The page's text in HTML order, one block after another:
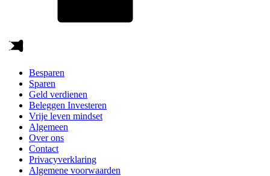
Besparen
Sparen
Geld verdienen
Beleggen Investeren
Vrije leven mindset
Algemeen
Over ons
Contact
Privacyverklaring
Algemene voorwaarden